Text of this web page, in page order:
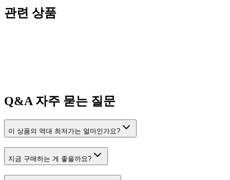
관련 상품
Q&A자주 묻는 질문
이 상품의 역대 최저가는 얼마인가요?
지금 구매하는 게 좋을까요?